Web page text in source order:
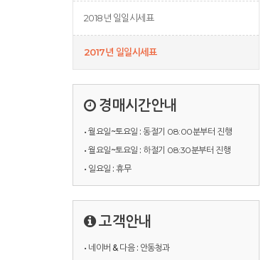
2018년 일일시세표
2017년 일일시세표
경매시간안내
• 월요일~토요일 : 동절기 08:00분부터 진행
• 월요일~토요일 : 하절기 08:30분부터 진행
• 일요일 : 휴무
고객안내
• 네이버 & 다음 : 안동청과